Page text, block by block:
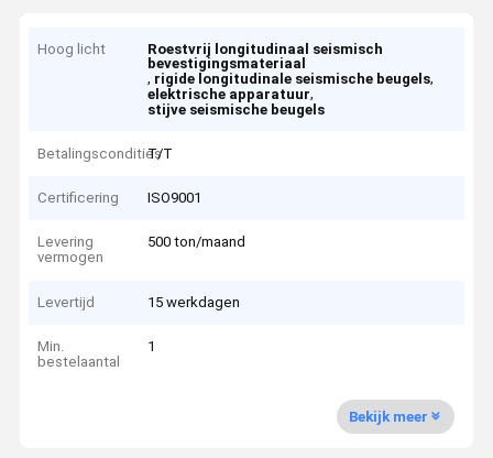
Hoog licht
Roestvrij longitudinaal seismisch
bevestigingsmateriaal
, rigide longitudinale seismische beugels,
elektrische apparatuur,
stijve seismische beugels
Betalingscondities
T/T
Certificering ISO9001
Levering
vermogen
500 ton/maand
Levertijd 15 werkdagen
Min.
bestelaantal
1
Bekijk meer